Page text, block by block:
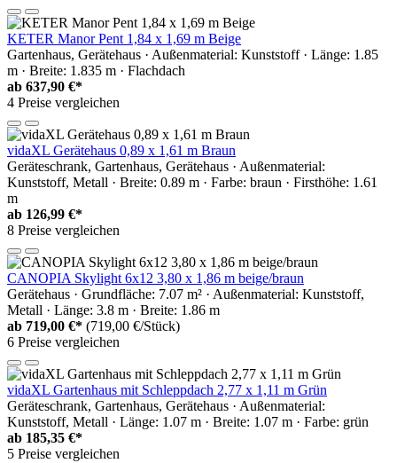
KETER Manor Pent 1,84 x 1,69 m Beige
Gartenhaus, Gerätehaus · Außenmaterial: Kunststoff · Länge: 1.85
m · Breite: 1.835 m · Flachdach
ab 637,90 €*
4 Preise vergleichen
vidaXL Gerätehaus 0,89 x 1,61 m Braun
Geräteschrank, Gartenhaus, Gerätehaus · Außenmaterial:
Kunststoff, Metall · Breite: 0.89 m · Farbe: braun · Firsthöhe: 1.61
m
ab 126,99 €*
8 Preise vergleichen
CANOPIA Skylight 6x12 3,80 x 1,86 m beige/braun
Gerätehaus · Grundfläche: 7.07 m² · Außenmaterial: Kunststoff,
Metall · Länge: 3.8 m · Breite: 1.86 m
ab 719,00 €* (719,00 €/Stück)
6 Preise vergleichen
vidaXL Gartenhaus mit Schleppdach 2,77 x 1,11 m Grün
Geräteschrank, Gartenhaus, Gerätehaus · Außenmaterial:
Kunststoff, Metall · Länge: 1.07 m · Breite: 1.07 m · Farbe: grün
ab 185,35 €*
5 Preise vergleichen